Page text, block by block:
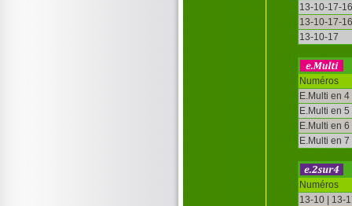
13-10-17-
13-10-17-
13-10-17
Numéros
E.Multi en 4
E.Multi en 5
E.Multi en 6
E.Multi en 7
Numéros
13-10 | 13-